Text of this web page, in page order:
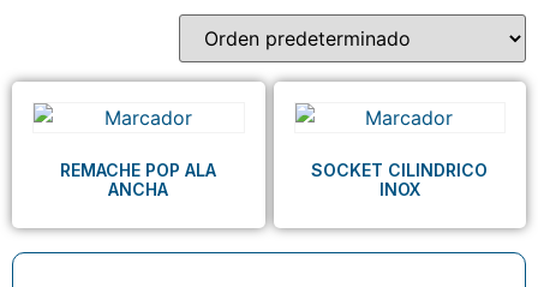
REMACHE POP ALA
ANCHA
SOCKET CILINDRICO
INOX